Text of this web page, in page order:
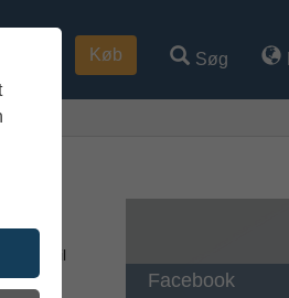
Køb Søg
rejse til
Facebook